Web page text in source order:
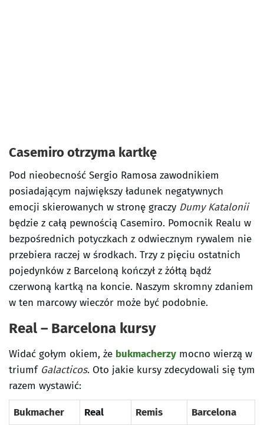
Casemiro otrzyma kartkę
Pod nieobecność Sergio Ramosa zawodnikiem
posiadającym największy ładunek negatywnych
emocji skierowanych w stronę graczy Dumy Katalonii
będzie z całą pewnością Casemiro. Pomocnik Realu w
bezpośrednich potyczkach z odwiecznym rywalem nie
przebiera raczej w środkach. Trzy z pięciu ostatnich
pojedynków z Barceloną kończył z żółtą bądź
czerwoną kartką na koncie. Naszym skromny zdaniem
w ten marcowy wieczór może być podobnie.
Real – Barcelona kursy
Widać gołym okiem, że bukmacherzy mocno wierzą w
triumf Galacticos. Oto jakie kursy zdecydowali się tym
razem wystawić:
Bukmacher Real Remis
Barcelona